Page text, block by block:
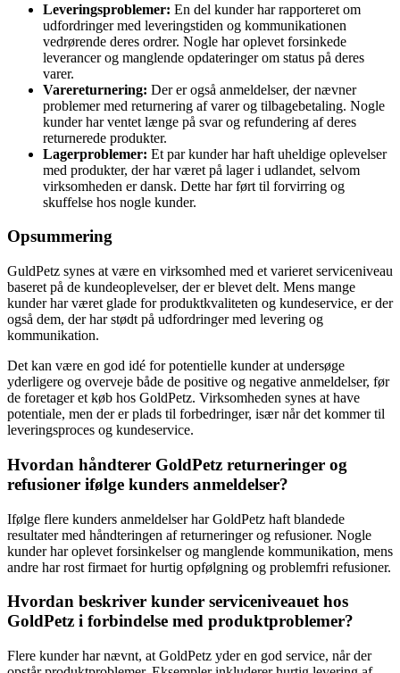
Leveringsproblemer: En del kunder har rapporteret om
udfordringer med leveringstiden og kommunikationen
vedrørende deres ordrer. Nogle har oplevet forsinkede
leverancer og manglende opdateringer om status på deres
varer.
Varereturnering: Der er også anmeldelser, der nævner
problemer med returnering af varer og tilbagebetaling. Nogle
kunder har ventet længe på svar og refundering af deres
returnerede produkter.
Lagerproblemer: Et par kunder har haft uheldige oplevelser
med produkter, der har været på lager i udlandet, selvom
virksomheden er dansk. Dette har ført til forvirring og
skuffelse hos nogle kunder.
Opsummering
GuldPetz synes at være en virksomhed med et varieret serviceniveau
baseret på de kundeoplevelser, der er blevet delt. Mens mange
kunder har været glade for produktkvaliteten og kundeservice, er der
også dem, der har stødt på udfordringer med levering og
kommunikation.
Det kan være en god idé for potentielle kunder at undersøge
yderligere og overveje både de positive og negative anmeldelser, før
de foretager et køb hos GoldPetz. Virksomheden synes at have
potentiale, men der er plads til forbedringer, især når det kommer til
leveringsproces og kundeservice.
Hvordan håndterer GoldPetz returneringer og
refusioner ifølge kunders anmeldelser?
Ifølge flere kunders anmeldelser har GoldPetz haft blandede
resultater med håndteringen af returneringer og refusioner. Nogle
kunder har oplevet forsinkelser og manglende kommunikation, mens
andre har rost firmaet for hurtig opfølgning og problemfri refusioner.
Hvordan beskriver kunder serviceniveauet hos
GoldPetz i forbindelse med produktproblemer?
Flere kunder har nævnt, at GoldPetz yder en god service, når der